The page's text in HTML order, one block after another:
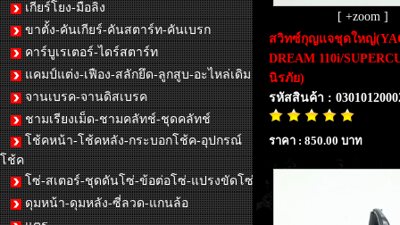
เกียร์โยง-มือลิง
ขาตั้ง-คันเกียร์-คันสตาร์ท-คันเบรก
คาร์บูเรเตอร์-ไดร์สตาร์ท
แคมป์แต่ง-เฟือง-สลักยึด-ลูกสูบ-อะไหล่เดิม
จานเบรค-จานดิสเบรค
ชามเรียงเม็ด-ชามคลัทช์-ชุดคลัทช์
โช้คหน้า-โช้คหลัง-กระบอกโช้ค-อุปกรณ์
โช้ค
โซ่-สเตอร์-ชุดดันโซ่-ข้อต่อโซ่-แปรงขัดโซ่
ดุมหน้า-ดุมหลัง-ซี่ลวด-แกนล้อ
[ +zoom ]
สวิทซ์กุญแจชุดใหญ่
DREAM 110i/
นิรภัย)
รหัสสินค้า :
ราคา : 850.00 บาท